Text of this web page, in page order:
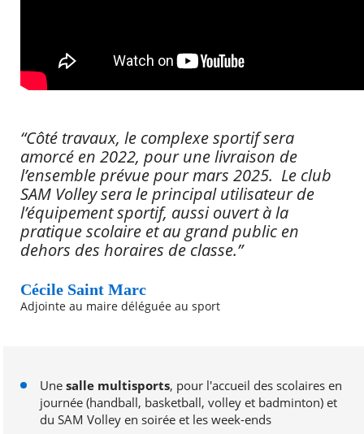
“Côté travaux, le complexe sportif sera
amorcé en 2022, pour une livraison de
l’ensemble prévue pour mars 2025. Le club
SAM Volley sera le principal utilisateur de
l’équipement sportif, aussi ouvert à la
pratique scolaire et au grand public en
dehors des horaires de classe.”
Cécile Saint Marc
Adjointe au maire déléguée au sport
Unesalle multisports, pour l'accueil des scolaires en
journée (handball, basketball, volley et badminton) et
du SAM Volley en soirée et les week-ends